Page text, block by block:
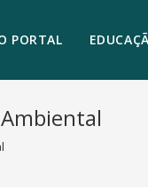
PORTAL